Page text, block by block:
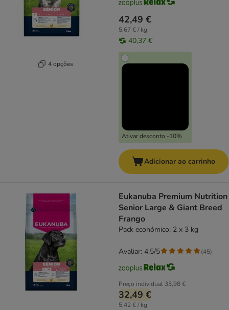
4 opções
42,49 €
5,67 € / kg
40,37 €
Ativar desconto -10%
Adicionar ao carrinho
Eukanuba Premium Nutrition
Senior Large & Giant Breed
Frango
Pack económico: 2 x 3 kg
Preço individual 33,98 €
32,49 €
5,42 € / kg
Avaliar: 4.5/5 (45)